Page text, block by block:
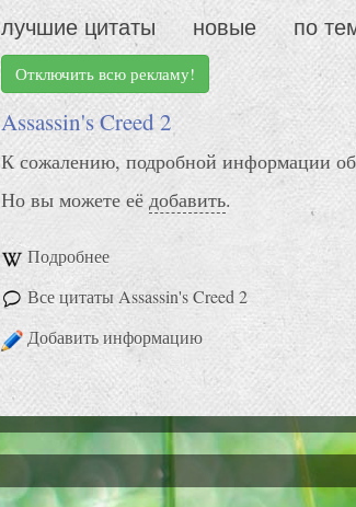
лучшие цитаты новые по
Отключить всю рекламу!
Assassin's Creed 2
К сожалению, подробной информации об
Но вы можете её добавить.
Подробнее
Все цитаты Assassin's Creed 2
Добавить информацию